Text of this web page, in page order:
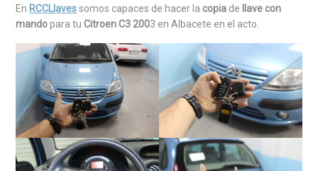
En RCCLlavessomos capaces de hacer la copia de
llave con
mandopara tuCitroen C3 2003 en Albacete en el acto.